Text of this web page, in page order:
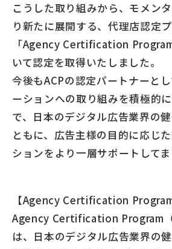
こうした取り組みから、モメン
り新たに展開する、代理店認定
「Agency Certification
いて認定を取得いたしました。
今後もACPの認定パートナーと
ーションへの取り組みを積極的
で、日本のデジタル広告業界の
ともに、広告主様の目的に応じ
ションをより一層サポートしてま
【Agency Certification Program
Agency Certification Program
は、日本のデジタル広告業界の